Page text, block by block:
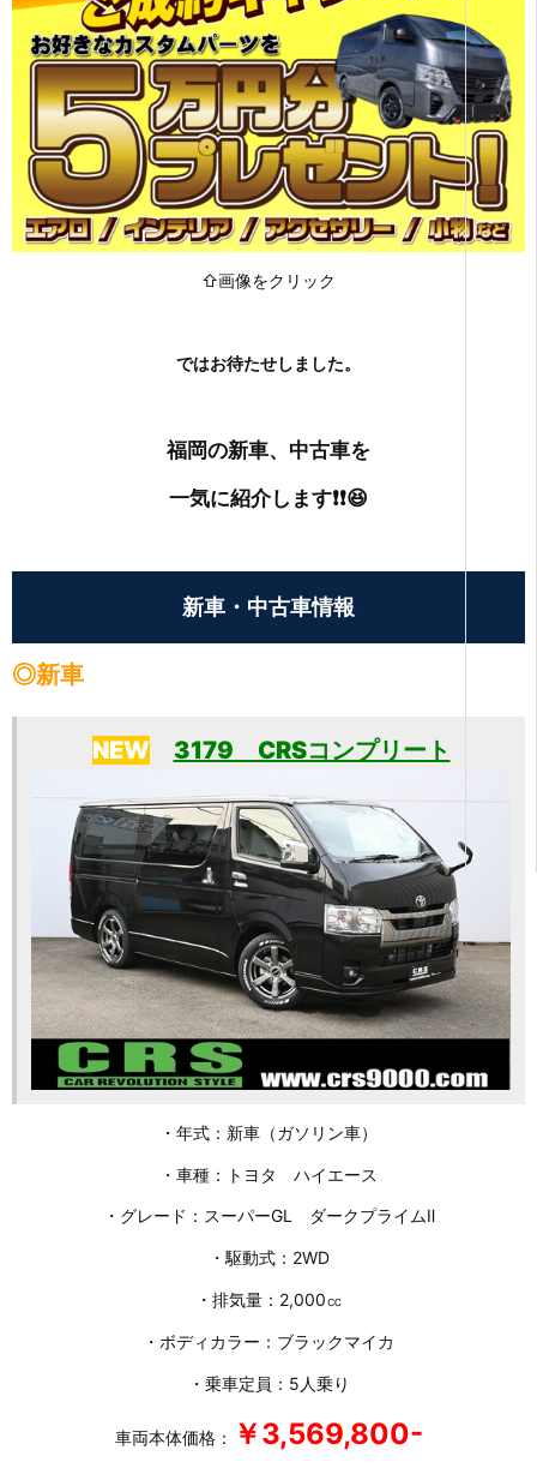
⇧画像をクリック
ではお待たせしました。
福岡の新車、中古車を
一気に紹介します❗❗😆
新車・中古車情報
◎新車
NEW 3179 CRSコンプリート
・年式：新車（ガソリン車）
・車種：トヨタ ハイエース
・グレード：スーパーGL ダークプライムⅡ
・駆動式：2WD
・排気量：2,000㏄
・ボディカラー：ブラックマイカ
・乗車定員：5人乗り
車両本体価格： ￥3,569,800-